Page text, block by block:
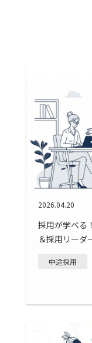
2026.04.20
採用が学べる
＆採用リーダ
中途採用